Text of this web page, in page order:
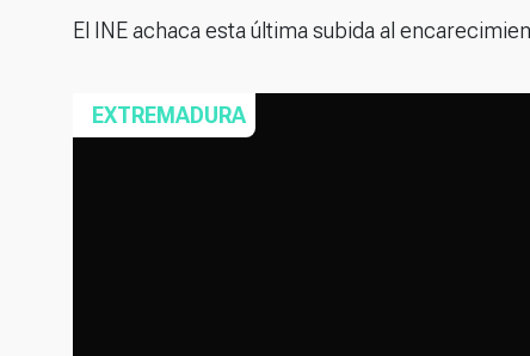
El INE achaca esta última subida al
EXTREMADURA